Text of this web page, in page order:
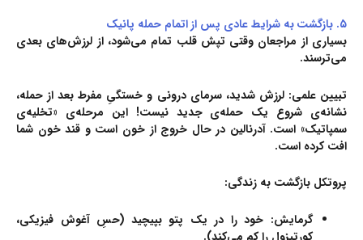
۵. بازگشت به شرایط عادی پس از اتمام حمله پانیک
بسیاری از مراجعان وقتی تپش قلب تمام می‌شود، از لرزش‌های بعدی
می‌ترسند.
تبیین علمی: لرزش شدید، سرمای درونی و خستگیِ مفرط بعد از حمله،
نشانه‌ی شروع یک حمله‌ی جدید نیست! این مرحله‌ی «تخلیه‌ی
سمپاتیک» است. آدرنالین در حال خروج از خون است و قند خون شما
افت کرده است.
پروتکل بازگشت به زندگی:
گرمایش: خود را در یک پتو بپیچید (حسِ آغوش فیزیکی،
کورتیزول را کم می‌کند).